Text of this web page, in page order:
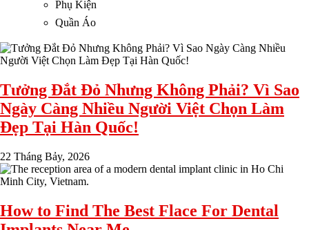
Phụ Kiện
Quần Áo
Tưởng Đắt Đỏ Nhưng Không Phải? Vì Sao
Ngày Càng Nhiều Người Việt Chọn Làm
Đẹp Tại Hàn Quốc!
22 Tháng Bảy, 2026
How to Find The Best Flace For Dental